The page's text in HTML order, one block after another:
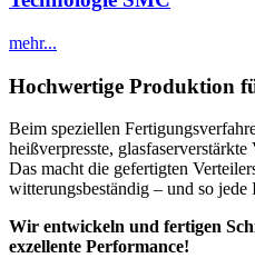
mehr...
Hochwertige Produktion
Beim speziellen
heißverpresste,
Das macht die gefertigten
witterungsbeständig – und so
Wir entwickeln und fertigen
exzellente Performance!